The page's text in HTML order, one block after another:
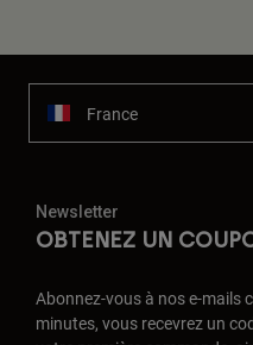
France
Newsletter
OBTENEZ UN
Abonnez-vous à nos e-mails
minutes, vous recevrez un